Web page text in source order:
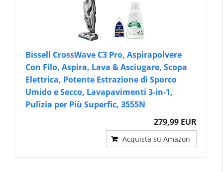
Bissell CrossWave C3 Pro, Aspirapolvere
Con Filo, Aspira, Lava & Asciugare, Scopa
Elettrica, Potente Estrazione di Sporco
Umido e Secco, Lavapavimenti 3-in-1,
Pulizia per Più Superfic, 3555N
279,99 EUR
Acquista su Amazon